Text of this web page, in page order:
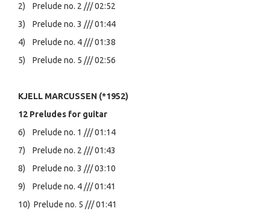
2) Prelude no. 2 /// 02:52
3) Prelude no. 3 /// 01:44
4) Prelude no. 4 /// 01:38
5) Prelude no. 5 /// 02:56
KJELL MARCUSSEN (*1952)
12 Preludes for guitar
6) Prelude no. 1 /// 01:14
7) Prelude no. 2 /// 01:43
8) Prelude no. 3 /// 03:10
9) Prelude no. 4 /// 01:41
10) Prelude no. 5 /// 01:41